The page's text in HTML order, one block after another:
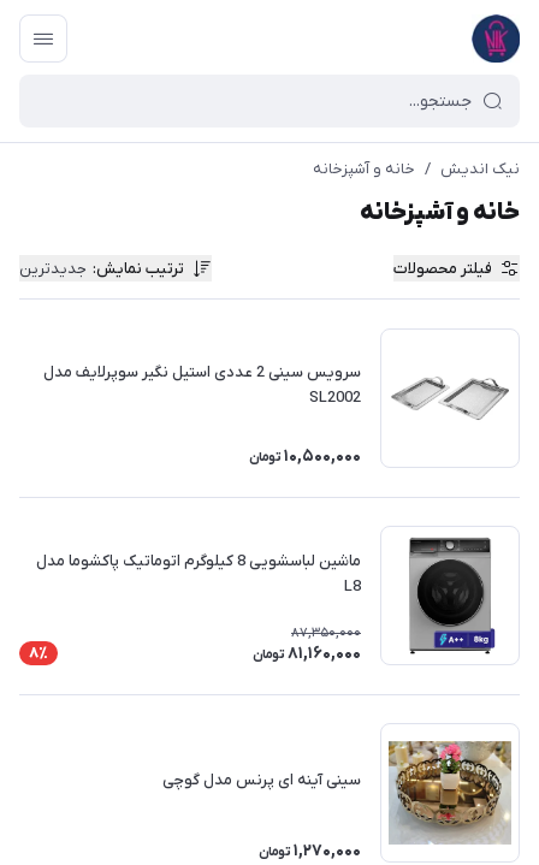
نیک اندیش / خانه و آشپزخانه
خانه و آشپزخانه
فیلتر محصولات ترتیب نمایش: جدیدترین
سرویس سینی 2 عددی استیل نگیر سوپرلایف مدل
SL2002
10,500,000 تومان
ماشین لباسشویی 8 کیلوگرم اتوماتیک پاکشوما مدل
L8
87,350,000
81,160,000 تومان 8٪
سینی آینه ای پرنس مدل گوچی
1,270,000 تومان